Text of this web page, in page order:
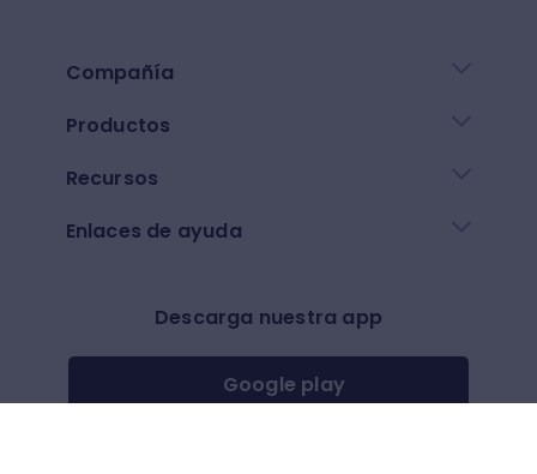
Compañía
Productos
Recursos
Enlaces de ayuda
Descarga nuestra app
Google play